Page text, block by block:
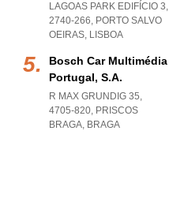
LAGOAS PARK EDIFÍCIO 3,
2740-266, PORTO SALVO
OEIRAS, LISBOA
Bosch Car Multimédia
Portugal, S.a.
R MAX GRUNDIG 35,
4705-820, PRISCOS
BRAGA, BRAGA